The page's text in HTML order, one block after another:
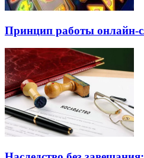
Принцип работы онлайн-